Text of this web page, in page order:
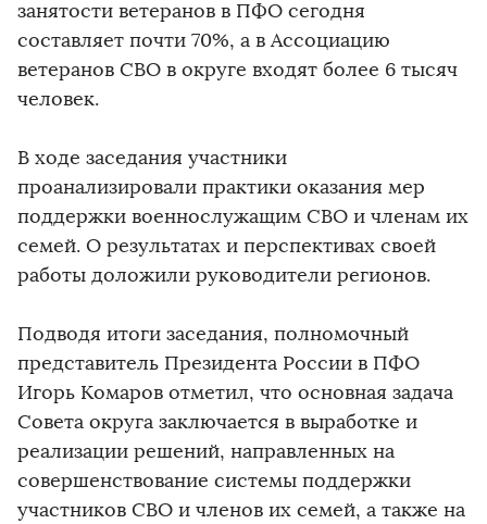
занятости ветеранов в ПФО сегодня
составляет почти 70%, а в Ассоциацию
ветеранов СВО в округе входят более 6 тысяч
человек.
В ходе заседания участники
проанализировали практики оказания мер
поддержки военнослужащим СВО и членам их
семей. О результатах и перспективах своей
работы доложили руководители регионов.
Подводя итоги заседания, полномочный
представитель Президента России в ПФО
Игорь Комаров отметил, что основная задача
Совета округа заключается в выработке и
реализации решений, направленных на
совершенствование системы поддержки
участников СВО и членов их семей, а также на